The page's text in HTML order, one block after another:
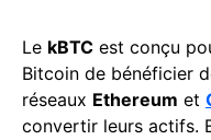
Le kBTC est conçu
Bitcoin de bénéficier
réseaux Ethereum et
convertir leurs actifs.